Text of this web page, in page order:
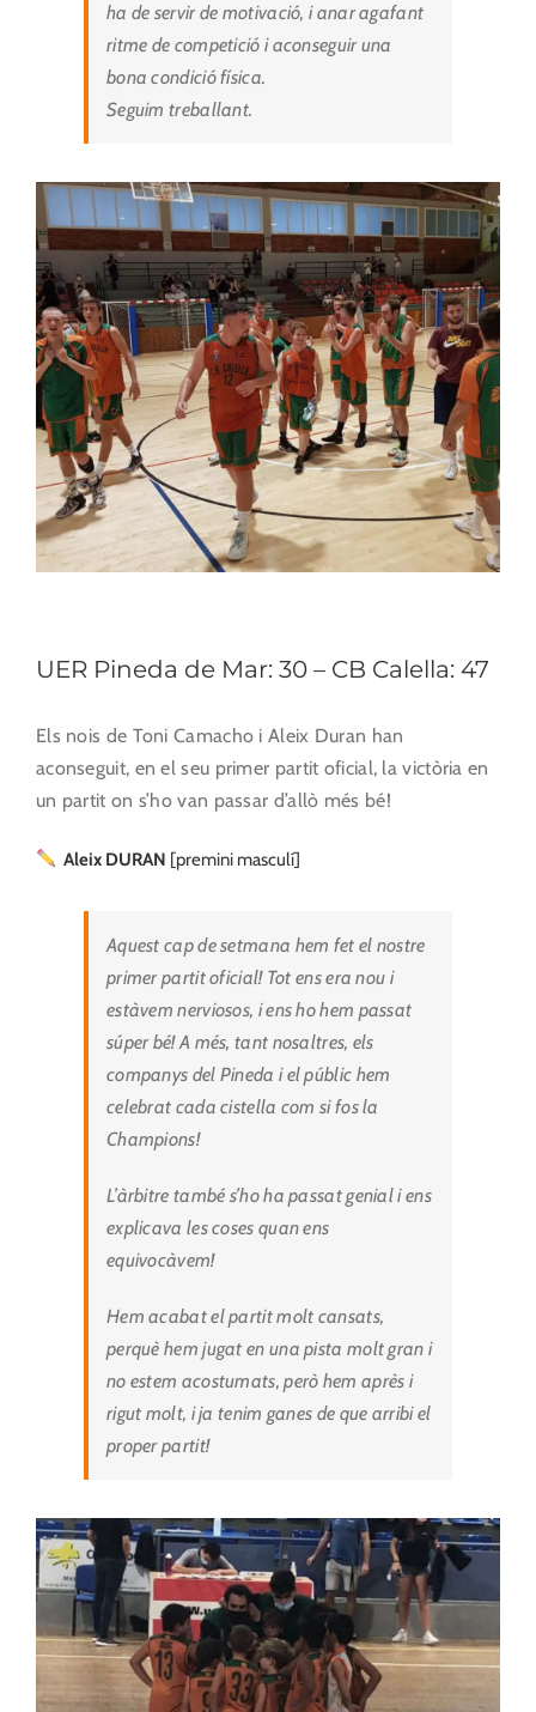
ha de servir de motivació, i anar agafant
ritme de competició i aconseguir una
bona condició física.
Seguim treballant.
UER Pineda de Mar: 30 – CB Calella: 47
Els nois de Toni Camacho i Aleix Duran han
aconseguit, en el seu primer partit oficial, la victòria en
un partit on s’ho van passar d’allò més bé!
Aleix DURAN [premini masculí]
Aquest cap de setmana hem fet el nostre
primer partit oficial! Tot ens era nou i
estàvem nerviosos, i ens ho hem passat
súper bé! A més, tant nosaltres, els
companys del Pineda i el públic hem
celebrat cada cistella com si fos la
Champions!
L’àrbitre també s’ho ha passat genial i ens
explicava les coses quan ens
equivocàvem!
Hem acabat el partit molt cansats,
perquè hem jugat en una pista molt gran i
no estem acostumats, però hem après i
rigut molt, i ja tenim ganes de que arribi el
proper partit!